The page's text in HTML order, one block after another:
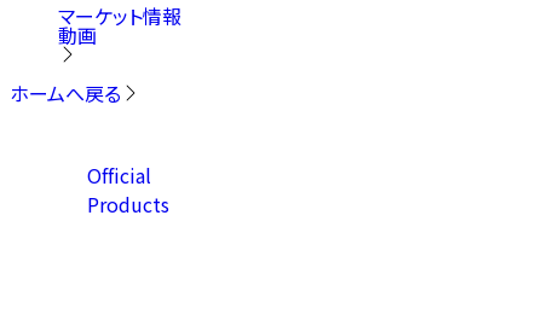
マーケット情報
動画
ホームへ戻る
Official
Products